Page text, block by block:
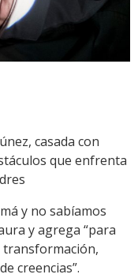
casada con
que enfrenta
y no sabíamos
y agrega “para
creencias”.